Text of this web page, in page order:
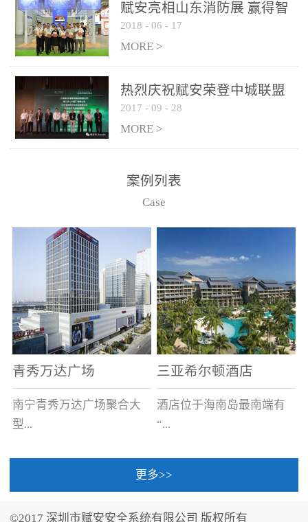
更早的进行预警，达到早
报早防的效果。 系统构
成示意图： 图像型火灾
和监控端两大部分组成。
两者之间通过以太网相
联，一台监控主机最多可
从监控主机上获取，最多
只能接6台，超过的需从现
赋安亮相山东消防展 赢得智
慧消防新荣耀
2018 - 06 - 17
MORE >
热烈庆祝赋安荣登中城联盟
联合采购战略合作平台
2017 - 09 - 28
MORE >
案例列表
Case
青秀万达广场
南宁青秀万达广场聚合大
型...
三亚希尔顿酒店
酒店位于海南岛最南端有
“...
中国的海岛天堂”之美称的
更多>>
©2017 深圳市赋安安全系统有限公司 版权所有